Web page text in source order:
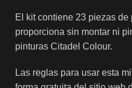
El kit contiene 23 piezas
proporciona sin montar ni
pinturas Citadel Colour.
Las reglas para usar esta